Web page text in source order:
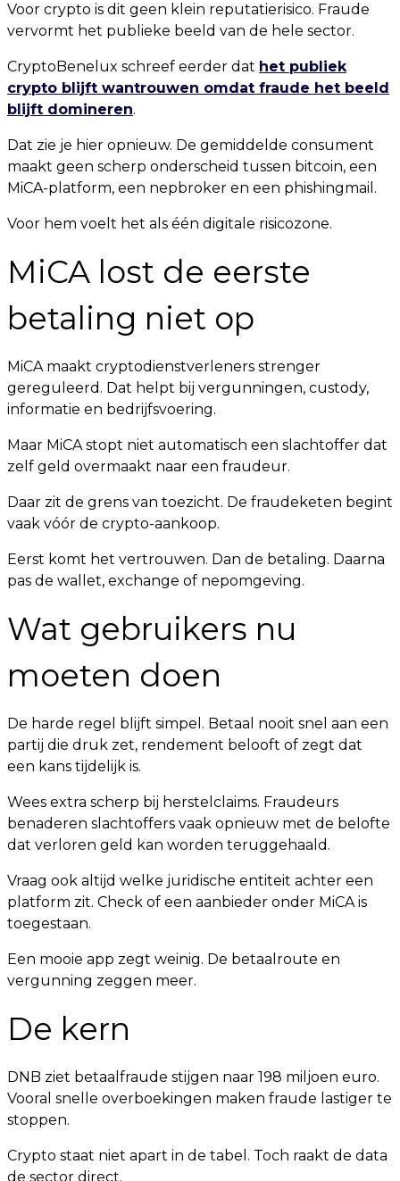
Voor crypto is dit geen klein reputatierisico. Fraude
vervormt het publieke beeld van de hele sector.
CryptoBenelux schreef eerder dat het publiek
crypto blijft wantrouwen omdat fraude het beeld
blijft domineren.
Dat zie je hier opnieuw. De gemiddelde consument
maakt geen scherp onderscheid tussen bitcoin, een
MiCA-platform, een nepbroker en een phishingmail.
Voor hem voelt het als één digitale risicozone.
MiCA lost de eerste
betaling niet op
MiCA maakt cryptodienstverleners strenger
gereguleerd. Dat helpt bij vergunningen, custody,
informatie en bedrijfsvoering.
Maar MiCA stopt niet automatisch een slachtoffer dat
zelf geld overmaakt naar een fraudeur.
Daar zit de grens van toezicht. De fraudeketen begint
vaak vóór de crypto-aankoop.
Eerst komt het vertrouwen. Dan de betaling. Daarna
pas de wallet, exchange of nepomgeving.
Wat gebruikers nu
moeten doen
De harde regel blijft simpel. Betaal nooit snel aan een
partij die druk zet, rendement belooft of zegt dat
een kans tijdelijk is.
Wees extra scherp bij herstelclaims. Fraudeurs
benaderen slachtoffers vaak opnieuw met de belofte
dat verloren geld kan worden teruggehaald.
Vraag ook altijd welke juridische entiteit achter een
platform zit. Check of een aanbieder onder MiCA is
toegestaan.
Een mooie app zegt weinig. De betaalroute en
vergunning zeggen meer.
De kern
DNB ziet betaalfraude stijgen naar 198 miljoen euro.
Vooral snelle overboekingen maken fraude lastiger te
stoppen.
Crypto staat niet apart in de tabel. Toch raakt de data
de sector direct.